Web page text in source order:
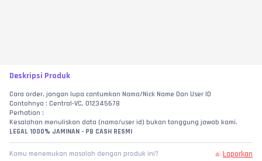
Deskripsi Produk
Cara order, jangan lupa cantumkan Nama/Nick Name Dan User ID
Contohnya : Central-VC, 012345678
Perhatian :
Kesalahan menuliskan data (nama/user id) bukan tanggung jawab kami.
LEGAL 1000% JAMINAN - PB CASH RESMI
Kamu menemukan masalah dengan produk ini? Laporkan